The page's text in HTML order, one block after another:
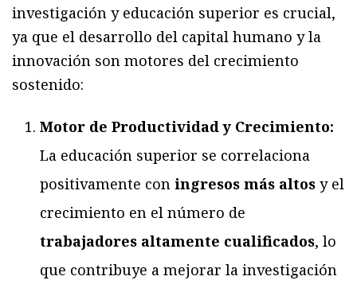
investigación y educación superior es crucial,
ya que el desarrollo del capital humano y la
innovación son motores del crecimiento
sostenido:
Motor de Productividad y Crecimiento:
La educación superior se correlaciona
positivamente con ingresos más altos y el
crecimiento en el número de
trabajadores altamente cualificados, lo
que contribuye a mejorar la investigación